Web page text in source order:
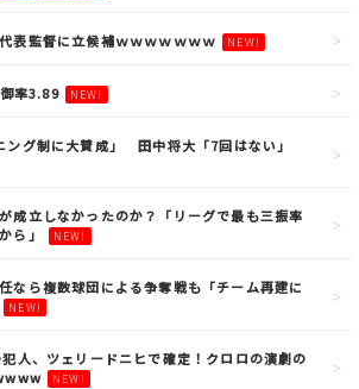
表監督に立候補ｗｗｗｗｗｗｗ NEW!
率3.89 NEW!
ング制に大賛成」 田中将大「7回はない」
成立しなかったのか？「リーグで最も三振率
ら」
NEW!
なら複数球団による争奪戦も「チーム再建に
NEW!
犯人、ツェリードニヒで確定！クロロの演劇の
NEW!